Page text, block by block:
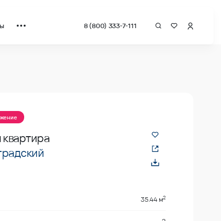
8 (800) 333-7-111
35.44 м2